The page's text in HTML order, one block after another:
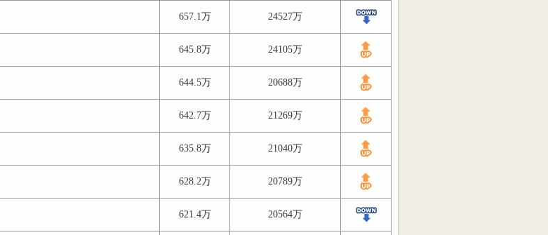
657.1万 24527万
645.8万 24105万
644.5万 20688万
642.7万 21269万
635.8万 21040万
628.2万 20789万
621.4万 20564万